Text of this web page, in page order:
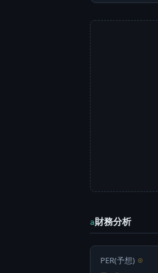
a財務分析
PER(予想) ⊙